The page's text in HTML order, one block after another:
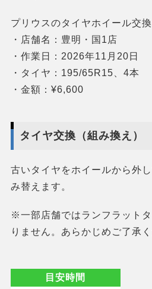
プリウスのタイヤホイール交換
・店舗名：豊明・国1店
・作業日：2026年11月20日
・タイヤ：195/65R15、4本
・金額：¥6,600
タイヤ交換（組み換え）
古いタイヤをホイールから外
み替えます。
※一部店舗ではランフラット
りません。あらかじめご了承く
目安時間